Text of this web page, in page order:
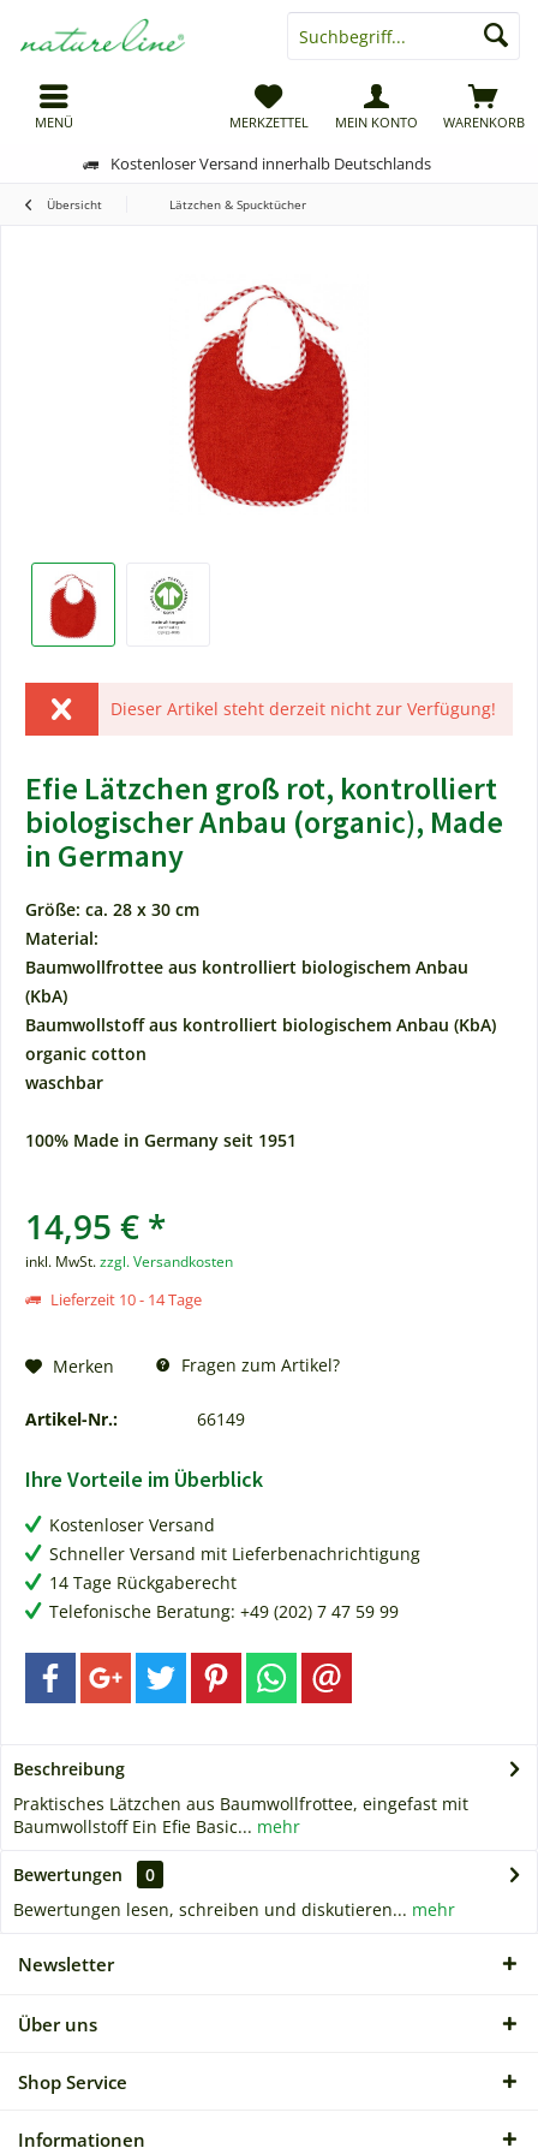
Kostenloser Versand innerhalb Deutschlands
MENÜ WARENKORB
MERKZETTEL MEIN KONTO
Übersicht Lätzchen & Spucktücher
Dieser Artikel steht derzeit nicht zur Verfügung!
Efie Lätzchen groß rot, kontrolliert
biologischer Anbau (organic), Made
in Germany
Größe: ca. 28 x 30 cm
Material:
Baumwollfrottee aus kontrolliert biologischem Anbau
(KbA)
Baumwollstoff aus kontrolliert biologischem Anbau (KbA)
organic cotton
waschbar
100% Made in Germany seit 1951
14,95 € *
inkl. MwSt.zzgl. Versandkosten
Lieferzeit 10 - 14 Tage
Merken Fragen zum Artikel?
Artikel-Nr.: 66149
Ihre Vorteile im Überblick
Kostenloser Versand
Schneller Versand mit Lieferbenachrichtigung
14 Tage Rückgaberecht
Telefonische Beratung: +49 (202) 7 47 59 99
Beschreibung
Praktisches Lätzchen aus Baumwollfrottee, eingefast mit
Baumwollstoff Ein Efie Basic... mehr
Bewertungen
0
Bewertungen lesen, schreiben und diskutieren... mehr
Newsletter
Über uns
Shop Service
Informationen